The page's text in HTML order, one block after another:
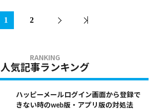
1 2
人気記事ランキング
ハッピーメールログイン画面から登録で
きない時のweb版・アプリ版の対処法